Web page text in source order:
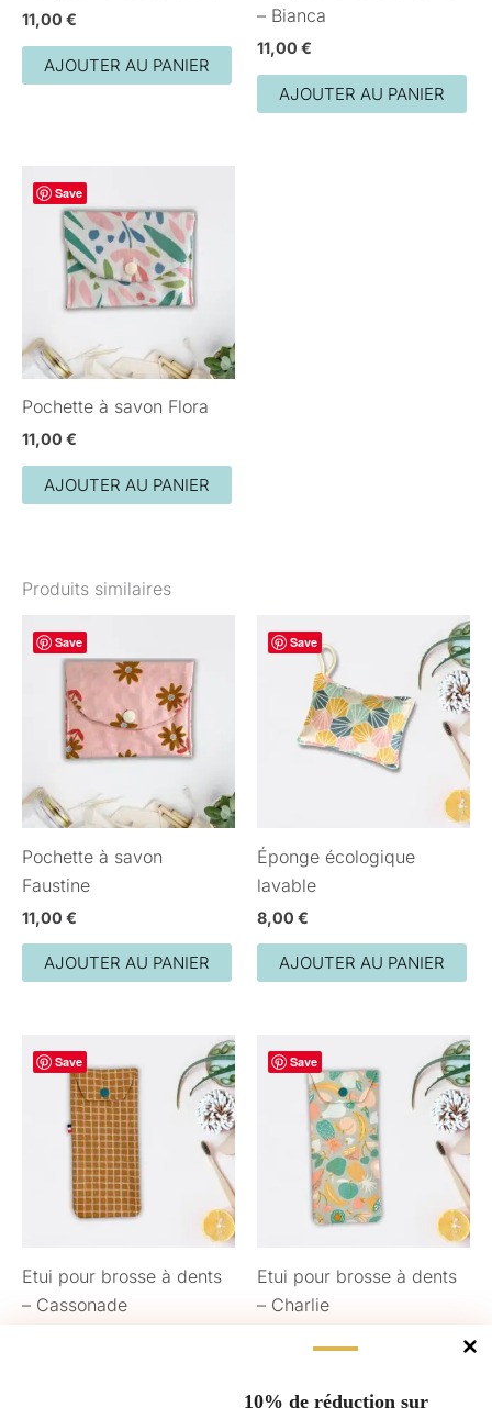
10% de réduction sur
11,00 €
AJOUTER AU PANIER
– Bianca
11,00 €
AJOUTER AU PANIER
Save
Pochette à savon Flora
11,00 €
AJOUTER AU PANIER
Produits similaires
Save
Pochette à savon
Faustine
11,00 €
AJOUTER AU PANIER
Save
Éponge écologique
lavable
8,00 €
AJOUTER AU PANIER
Save
Etui pour brosse à dents
– Cassonade
Save
Etui pour brosse à dents
– Charlie